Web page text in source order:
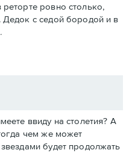
ровно столько,
Дедок с седой бородой и в
ввиду на столетия? А
чем же может
будет продолжать